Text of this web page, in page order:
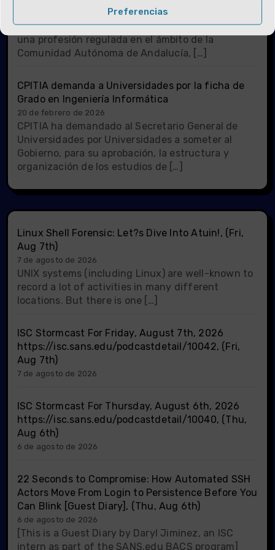
Preferencias
Junta de Andalucía reconoce expresamente que
la profesión de ingeniería técnica informática es
una profesión regulada en el ámbito de la
Comunidad Autónoma de Andalucía, […]
CPITIA demanda a Universidades por la ficha de
Grado en Ingeniería Informática
20 de febrero de 2026
CPITIA ha demandado al Secretario General de
Universidades por Universidades a someter al
Gobierno, para su aprobación, la estructura y
organización de los estudios de […]
Linux Shell Forensic: Let?s Dive Into Atuin!, (Fri,
Aug 7th)
7 de agosto de 2026
UNIX systems (including Linux) are well-known to
record a lot of activities in many different
locations. But there is one […]
ISC Stormcast For Friday, August 7th, 2026
https://isc.sans.edu/podcastdetail/10042, (Fri,
Aug 7th)
7 de agosto de 2026
ISC Stormcast For Thursday, August 6th, 2026
https://isc.sans.edu/podcastdetail/10040, (Thu,
Aug 6th)
6 de agosto de 2026
22 Seconds to Compromise: How Automated SSH
Actors Move From Login to Persistence Before You
Can Blink [Guest Diary], (Thu, Aug 6th)
6 de agosto de 2026
[This is a Guest Diary by Daryl Jiminez, an ISC
intern as part of the SANS.edu BACS program]